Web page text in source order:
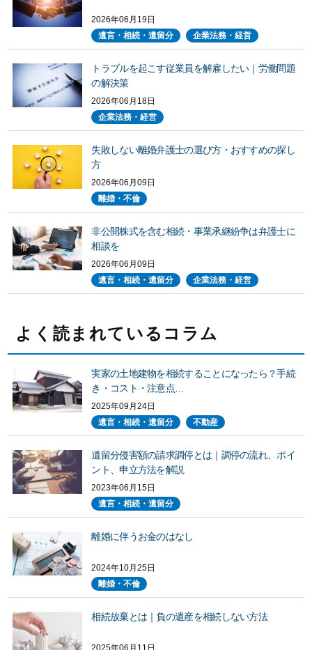
2026年06月19日
遺言・相続・遺留分
企業法務・経営
トラブルを起こす従業員を解雇したい｜労働問題
の解決策
2026年06月18日
企業法務・経営
失敗しない離婚弁護士の選び方・おすすめの探し
方
2026年06月09日
離婚・不倫
非公開株式を含む相続・事業承継紛争は弁護士に
相談を
2026年06月09日
遺言・相続・遺留分
企業法務・経営
よく読まれているコラム
実家の土地建物を相続することになったら？手続
き・コスト・注意点…
2025年09月24日
遺言・相続・遺留分
不動産
遺留分侵害額の請求調停とは｜調停の流れ、ポイ
ント、申立方法を解説
2023年06月15日
遺言・相続・遺留分
離婚に伴うお金のはなし
2024年10月25日
離婚・不倫
相続放棄とは｜負の遺産を相続しない方法
2025年06月11日